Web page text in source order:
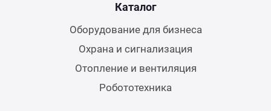
Каталог
Оборудование для бизнеса
Охрана и сигнализация
Отопление и вентиляция
Робототехника